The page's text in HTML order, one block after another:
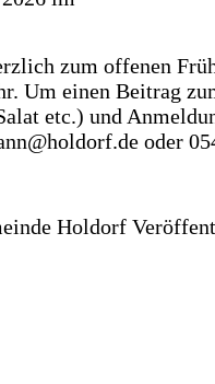
zum offenen
Um einen Beitrag
etc.) und
oder
Holdorf